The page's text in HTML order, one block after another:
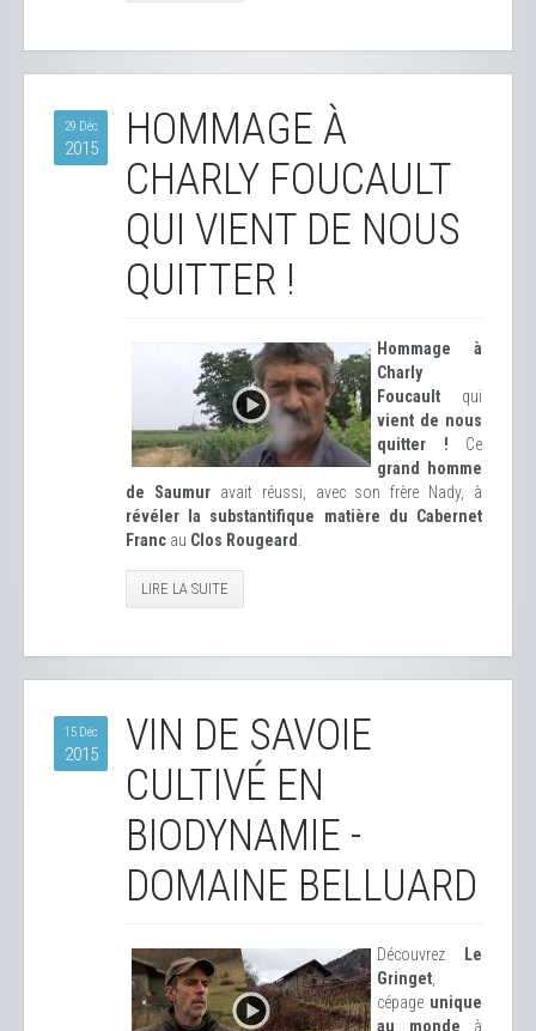
29 Déc
2015
HOMMAGE À
CHARLY FOUCAULT
QUI VIENT DE NOUS
QUITTER !
Hommage à
Charly
Foucault qui
vient de nous
quitter ! Ce
grand homme
de Saumuravait réussi, avec son frère Nady, à
révéler la substantifique matière du Cabernet
Franc au Clos Rougeard
LIRE LA SUITE
15 Déc
2015
VIN DE SAVOIE
CULTIVÉ EN
BIODYNAMIE -
DOMAINE BELLUARD
Découvrez
Le
Gringet
cépage unique
au monde à